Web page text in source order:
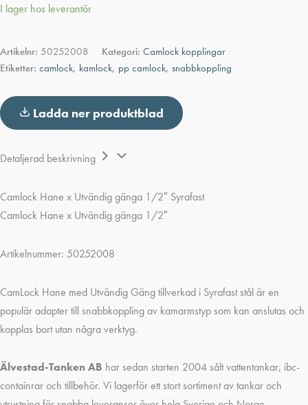
I lager hos leverantör
Artikelnr: 50252008 Kategori: Camlock kopplingar
Etiketter: camlock, kamlock, pp camlock, snabbkoppling
Ladda ner produktblad
Detaljerad beskrivning
Camlock Hane x Utvändig gänga 1/2″ Syrafast
Camlock Hane x Utvändig gänga 1/2″
Artikelnummer: 50252008
CamLock Hane med Utvändig Gäng tillverkad i Syrafast stål är en
populär adapter till snabbkoppling av kamarmstyp som kan anslutas och
kopplas bort utan några verktyg.
Älvestad-Tanken AB har sedan starten 2004 sålt vattentankar, ibc-
containrar och tillbehör. Vi lagerför ett stort sortiment av tankar och